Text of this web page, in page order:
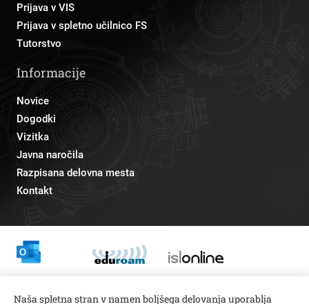
Prijava v VIS
Prijava v spletno učilnico FS
Tutorstvo
Informacije
Novice
Dogodki
Vizitka
Javna naročila
Razpisana delovna mesta
Kontakt
Naša spletna stran v namen boljšega delovanja uporablja